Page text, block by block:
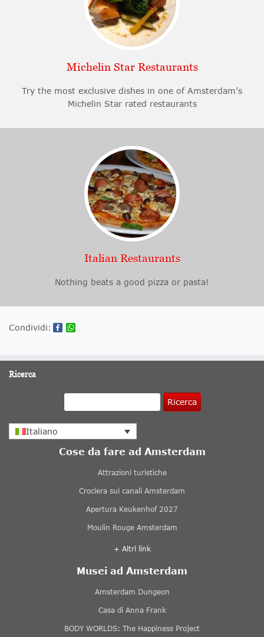
Michelin Star Restaurants
Try the most exclusive dishes in one of Amsterdam’s
Michelin Star rated restaurants
Italian Restaurants
Nothing beats a good pizza or pasta!
Condividi:
Ricerca
Ricerca
Italiano
Cose da fare ad Amsterdam
Attrazioni turistiche
Crociera sui canali Amsterdam
Apertura Keukenhof 2027
Moulin Rouge Amsterdam
+ Altri link
Musei ad Amsterdam
Amsterdam Dungeon
Casa di Anna Frank
BODY WORLDS: The Happiness Project